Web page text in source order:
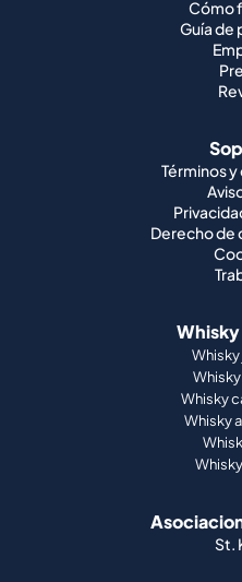
Cómo
Guía de
Términos
Derecho de
Whisky
Whisky
St.